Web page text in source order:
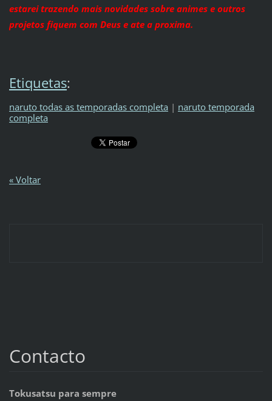
estarei trazendo mais novidades sobre animes e outros
projetos fiquem com Deus e ate a proxima.
Etiquetas:
naruto todas as temporadas completa | naruto temporada
completa
« Voltar
Contacto
Tokusatsu para sempre